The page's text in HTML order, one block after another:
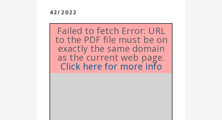
42/2022
Failed to fetch Error: URL
to the PDF file must be on
exactly the same domain
as the current web page.
Click here for more info